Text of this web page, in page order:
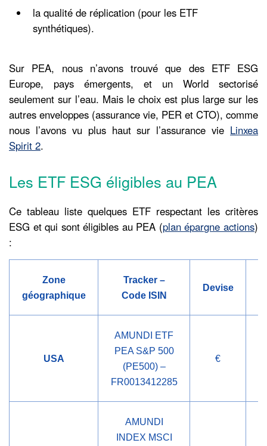
la qualité de réplication (pour les ETF
synthétiques).
Sur PEA, nous n’avons trouvé que des ETF ESG
Europe, pays émergents, et un World sectorisé
seulement sur l’eau. Mais le choix est plus large sur les
autres enveloppes (assurance vie, PER et CTO), comme
nous l’avons vu plus haut sur l’assurance vie Linxea
Spirit 2.
Les ETF ESG éligibles au PEA
Ce tableau liste quelques ETF respectant les critères
ESG et qui sont éligibles au PEA (plan épargne actions)
:
Zone
géographique
Tracker –
Code ISIN
Devise
USA
AMUNDI ETF
PEA S&P 500
(PE500) –
FR0013412285
€
AMUNDI
INDEX MSCI